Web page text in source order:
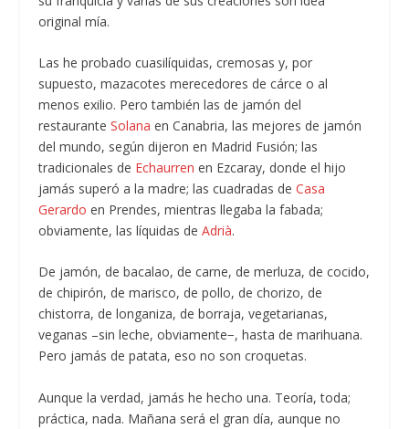
original mía.
Las he probado cuasilíquidas, cremosas y, por
supuesto, mazacotes merecedores de cárce o al
menos exilio. Pero también las de jamón del
restauranteSolana en Canabria, las mejores de jamón
del mundo, según dijeron en Madrid Fusión; las
tradicionales de Echaurren en Ezcaray, donde el hijo
jamás superó a la madre; las cuadradas deCasa
Gerardo en Prendes, mientras llegaba la fabada;
obviamente, las líquidas deAdrià.
De jamón, de bacalao, de carne, de merluza, de cocido,
de chipirón, de marisco, de pollo, de chorizo, de
chistorra, de longaniza, de borraja, vegetarianas,
veganas –sin leche, obviamente−, hasta de marihuana.
Pero jamás de patata, eso no son croquetas.
Aunque la verdad, jamás he hecho una. Teoría, toda;
práctica, nada. Mañana será el gran día, aunque no